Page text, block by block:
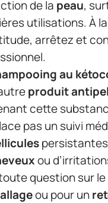
de la peau,
utilisations. À
arrêtez et
au
produit
cette
pas un suivi
ou
question sur le
ou pour un